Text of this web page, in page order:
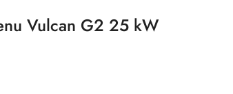
Vulcan G2 25 kW